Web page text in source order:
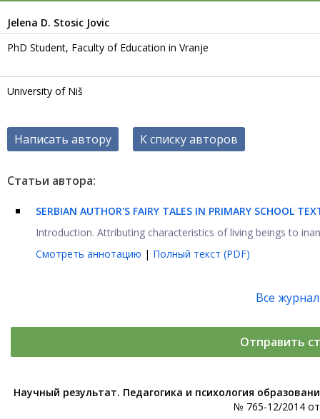
Jelena D. Stosic Jovic
PhD Student, Faculty of Education in Vranje
University of Niš
Написать автору К списку авторов
Статьи автора:
SERBIAN AUTHOR'S FAIRY TALES IN PRIMARY SCHOOL
Introduction. Attributing characteristics of living beings to
Смотреть аннотацию | Полный текст (PDF)
Все
Отправить
Научный результат. Педагогика и психология
№ 765-12/2014